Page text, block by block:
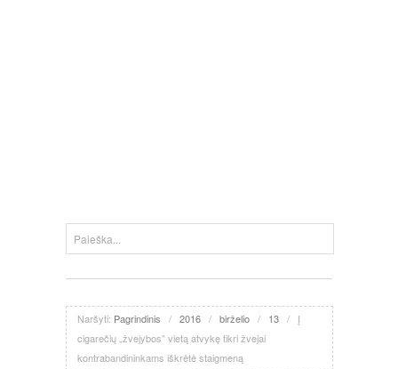
Naršyti: Pagrindinis / 2016 / birželio / 13 /
Į
cigarečių „žvejybos” vietą atvykę tikri žvejai
kontrabandininkams iškrėtė staigmeną